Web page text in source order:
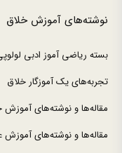
نوشته‌های آموزش خلاق
بسته ریاضی آموز ادبی
تجربه‌های یک آموزگار خلاق
مقاله‌ها و نوشته‌های آموزش
مقاله‌ها و نوشته‌های